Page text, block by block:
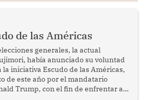
de las Américas
generales, la actual
había anunciado su voluntad
iniciativa Escudo de las Américas,
de este año por el mandatario
Trump, con el fin de enfrentar al